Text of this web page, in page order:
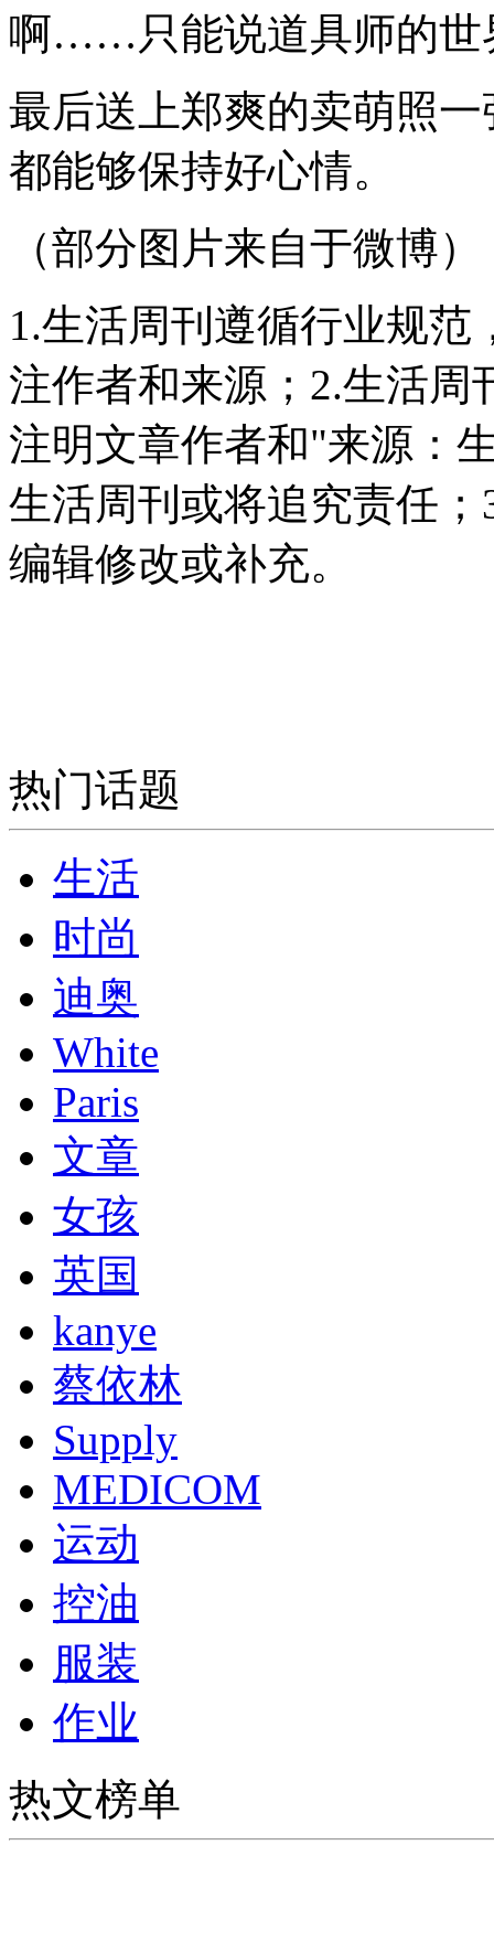
啊……只能说道具师的世
最后送上郑爽的卖萌照
都能够保持好心情。
（部分图片来自于微博）
1.生活周刊遵循行业规
注作者和来源；2.生活周
注明文章作者和"来源：
生活周刊或将追究责任
编辑修改或补充。
热门话题
生活
时尚
迪奥
White
Paris
文章
女孩
英国
kanye
蔡依林
Supply
MEDICOM
运动
控油
服装
作业
热文榜单